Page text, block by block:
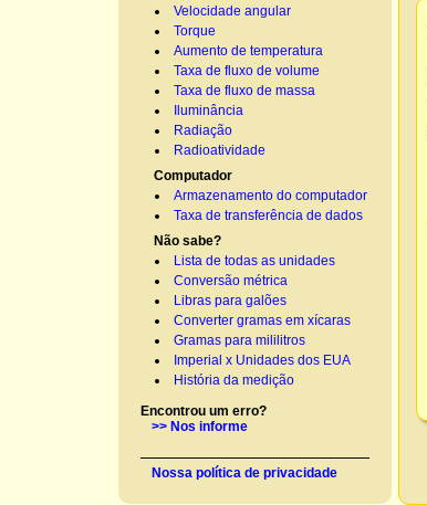
Velocidade angular
Torque
Aumento de temperatura
Taxa de fluxo de volume
Taxa de fluxo de massa
Iluminância
Radiação
Radioatividade
Computador
Armazenamento do computador
Taxa de transferência de dados
Não sabe?
Lista de todas as unidades
Conversão métrica
Libras para galões
Converter gramas em xícaras
Gramas para mililitros
Imperial x Unidades dos EUA
História da medição
Encontrou um erro?
>> Nos informe
Nossa política de privacidade